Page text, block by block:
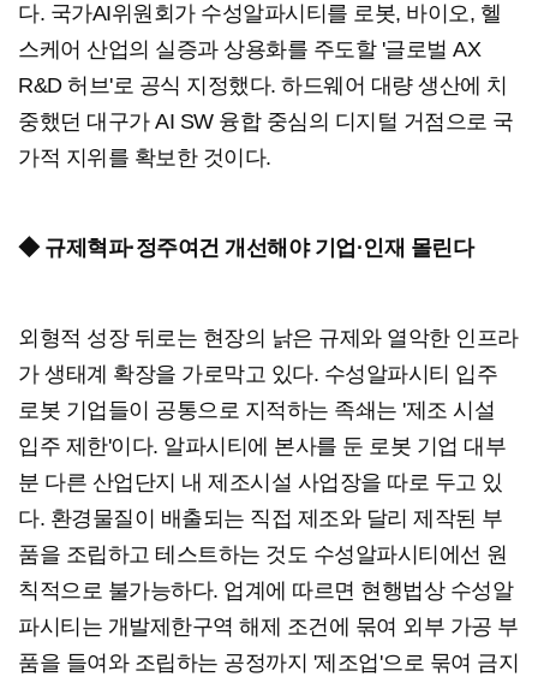
다. 국가AI위원회가 수성알파시티를 로봇, 바이오, 헬
스케어 산업의 실증과 상용화를 주도할 '글로벌 AX
R&D 허브'로 공식 지정했다. 하드웨어 대량 생산에 치
중했던 대구가 AI SW 융합 중심의 디지털 거점으로 국
가적 지위를 확보한 것이다.
◆ 규제혁파·정주여건 개선해야 기업·인재 몰린다
외형적 성장 뒤로는 현장의 낡은 규제와 열악한 인프라
가 생태계 확장을 가로막고 있다. 수성알파시티 입주
로봇 기업들이 공통으로 지적하는 족쇄는 '제조 시설
입주 제한'이다. 알파시티에 본사를 둔 로봇 기업 대부
분 다른 산업단지 내 제조시설 사업장을 따로 두고 있
다. 환경물질이 배출되는 직접 제조와 달리 제작된 부
품을 조립하고 테스트하는 것도 수성알파시티에선 원
칙적으로 불가능하다. 업계에 따르면 현행법상 수성알
파시티는 개발제한구역 해제 조건에 묶여 외부 가공 부
품을 들여와 조립하는 공정까지 '제조업'으로 묶여 금지